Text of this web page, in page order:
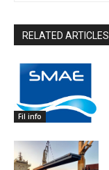
RELATED ARTICLES
Fil info